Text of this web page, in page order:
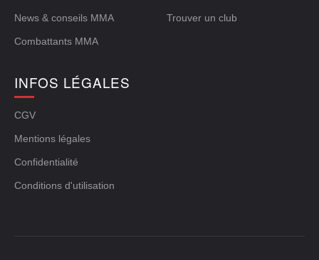
News & conseils MMA
Combattants MMA
Trouver un club
INFOS LÉGALES
CGV
Mentions légales
Confidentialité
Conditions d'utilisation